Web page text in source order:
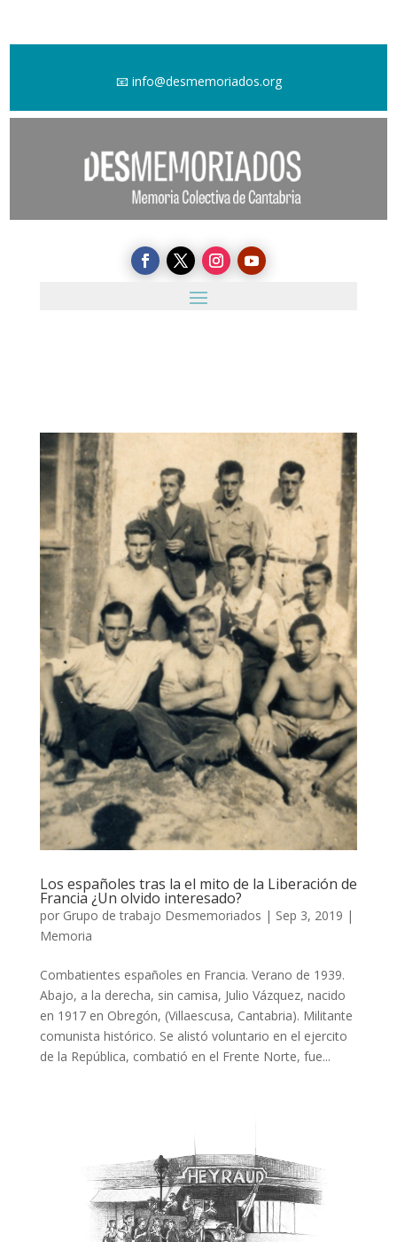
📧 info@desmemoriados.org
Los españoles tras la el mito de la Liberación de
Francia ¿Un olvido interesado?
por Grupo de trabajo Desmemoriados | Sep 3, 2019 |
Memoria
Combatientes españoles en Francia. Verano de 1939.
Abajo, a la derecha, sin camisa, Julio Vázquez, nacido
en 1917 en Obregón, (Villaescusa, Cantabria). Militante
comunista histórico. Se alistó voluntario en el ejercito
de la República, combatió en el Frente Norte, fue...